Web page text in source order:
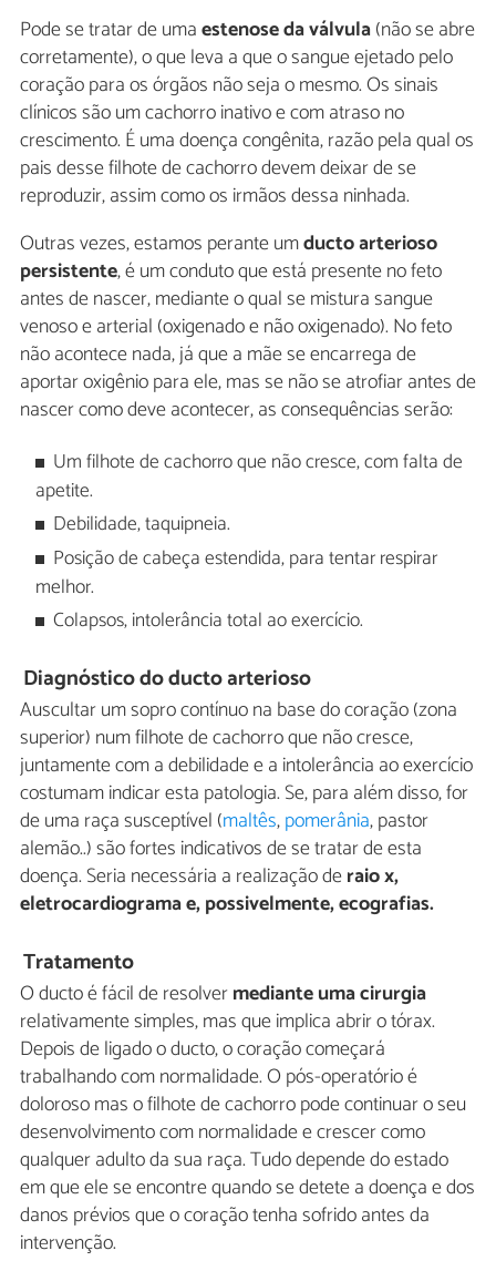
Pode se tratar de umaestenose da válvula(não se abre
corretamente), o que leva a que o sangue ejetado pelo
coração para os órgãos não seja o mesmo. Os sinais
clínicos são um cachorro inativo e com atraso no
crescimento. É uma doença congênita, razão pela qual os
pais desse filhote de cachorro devem deixar de se
reproduzir, assim como os irmãos dessa ninhada.
Outras vezes, estamos perante umducto arterioso
persistente, é um conduto que está presente no feto
antes de nascer, mediante o qual se mistura sangue
venoso e arterial (oxigenado e não oxigenado). No feto
não acontece nada, já que a mãe se encarrega de
aportar oxigênio para ele, mas se não se atrofiar antes de
nascer como deve acontecer, as consequências serão:
Um filhote de cachorro que não cresce, com falta de
apetite.
Debilidade, taquipneia.
Posição de cabeça estendida, para tentar respirar
melhor.
Colapsos, intolerância total ao exercício.
Diagnóstico do ducto arterioso
Auscultar um sopro contínuo na base do coração (zona
superior) num filhote de cachorro que não cresce,
juntamente com a debilidade e a intolerância ao exercício
costumam indicar esta patologia. Se, para além disso, for
de uma raça susceptível (maltês,pomerânia, pastor
alemão..) são fortes indicativos de se tratar de esta
doença. Seria necessária a realização deraio x,
eletrocardiograma e, possivelmente, ecografias.
Tratamento
O ducto é fácil de resolvermediante uma cirurgia
relativamente simples, mas que implica abrir o tórax.
Depois de ligado o ducto, o coração começará
trabalhando com normalidade. O pós-operatório é
doloroso mas o filhote de cachorro pode continuar o seu
desenvolvimento com normalidade e crescer como
qualquer adulto da sua raça. Tudo depende do estado
em que ele se encontre quando se detete a doença e dos
danos prévios que o coração tenha sofrido antes da
intervenção.